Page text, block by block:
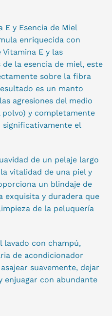
E y Esencia de Miel
enriquecida con
E y las
la esencia de miel, este
sobre la fibra
es un manto
agresiones del medio
polvo) y completamente
el
de un pelaje largo
vitalidad de una piel y
un blindaje de
exquisita y duradera que
de la peluquería
lavado con champú,
de acondicionador
suavemente, dejar
enjuagar con abundante